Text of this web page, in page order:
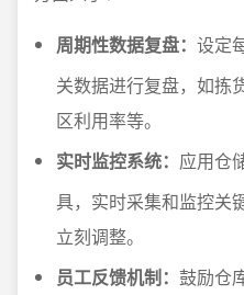
周期性数据复盘： 设定
关数据进行复盘，如拣
区利用率等。
实时监控系统： 应用仓
具，实时采集和监控关
立刻调整。
员工反馈机制： 鼓励仓